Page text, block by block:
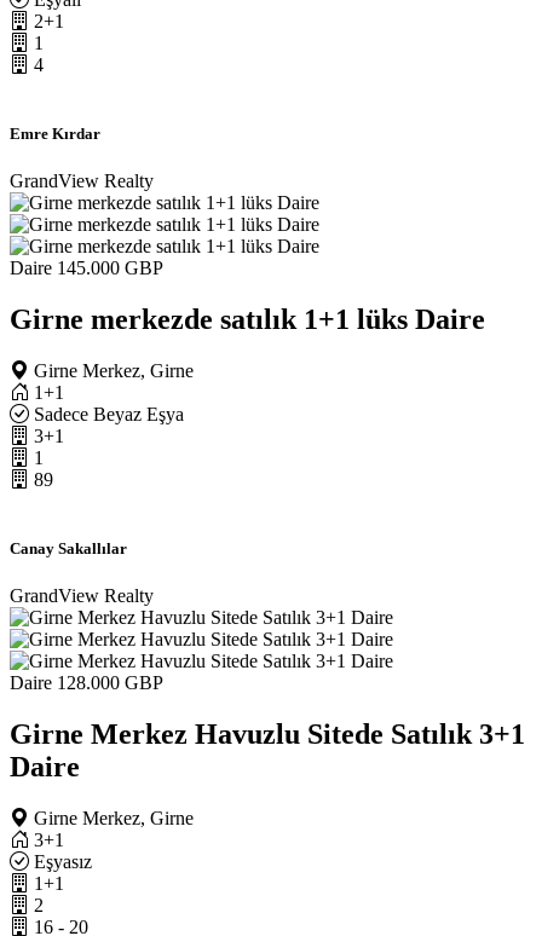
2+1
1
4
Emre Kırdar
GrandView Realty
Daire 145.000 GBP
Girne merkezde satılık 1+1 lüks Daire
Girne Merkez, Girne
1+1
Sadece Beyaz Eşya
3+1
1
89
Canay Sakallılar
GrandView Realty
Daire 128.000 GBP
Girne Merkez Havuzlu Sitede Satılık 3+1
Daire
Girne Merkez, Girne
3+1
Eşyasız
1+1
2
16 - 20